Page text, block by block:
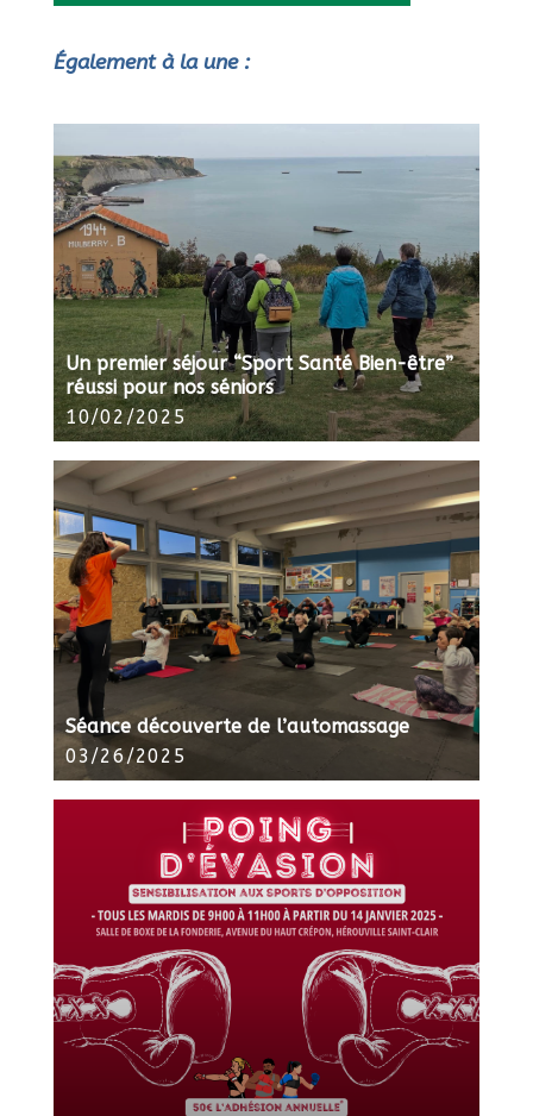
Également à la une :
Un premier séjour “Sport Santé Bien-être”
réussi pour nos séniors
10/02/2025
Séance découverte de l’automassage
03/26/2025